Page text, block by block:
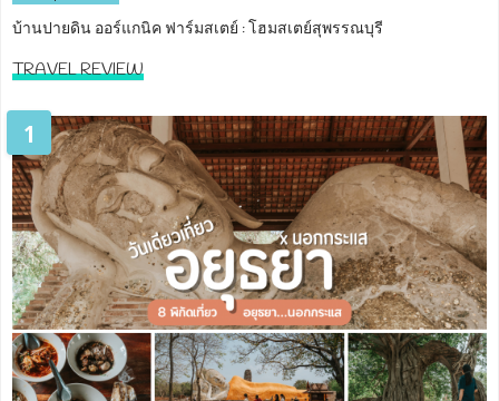
บ้านปายดิน ออร์แกนิค ฟาร์มสเตย์ : โฮมสเตย์สุพรรณบุรี
TRAVEL REVIEW
1